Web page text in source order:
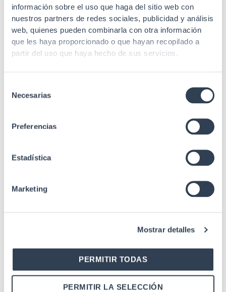
información sobre el uso que haga del sitio web con
nuestros partners de redes sociales, publicidad y análisis
web, quienes pueden combinarla con otra información
que les haya proporcionado o que hayan recopilado a
partir del uso que haya hecho de sus servicios.
Necesarias
Preferencias
Estadística
Marketing
Mostrar detalles
PERMITIR TODAS
PERMITIR LA SELECCIÓN
Estándares IEC 60825-1
Nº Fusões 512
Produtos relacionados
FUSÕES C/FIJAC POST-PARD